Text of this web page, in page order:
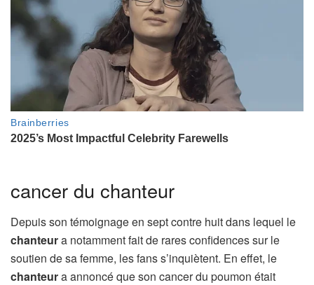
cancer du chanteur
Depuis son témoignage en sept contre huit dans lequel le
chanteura notamment fait de rares confidences sur le
soutien de sa femme, les fans s’inquiètent. En effet, le
chanteura annoncé que son cancer du poumon était